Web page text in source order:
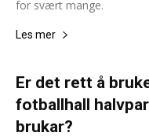
for svært mange.
Les mer
Er det rett å
fotballhall
brukar?
Gjermund Erikstein-Midtbø